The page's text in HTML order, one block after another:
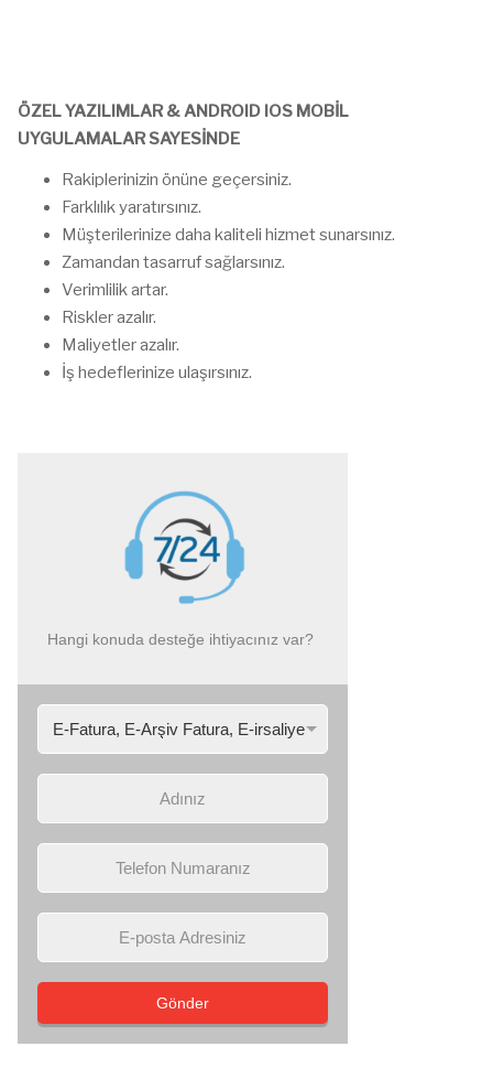
ÖZEL YAZILIMLAR & ANDROID IOS MOBİL
UYGULAMALAR SAYESİNDE
Rakiplerinizin önüne geçersiniz.
Farklılık yaratırsınız.
Müşterilerinize daha kaliteli hizmet sunarsınız.
Zamandan tasarruf sağlarsınız.
Verimlilik artar.
Riskler azalır.
Maliyetler azalır.
İş hedeflerinize ulaşırsınız.
Hangi konuda desteğe ihtiyacınız var?
Gönder